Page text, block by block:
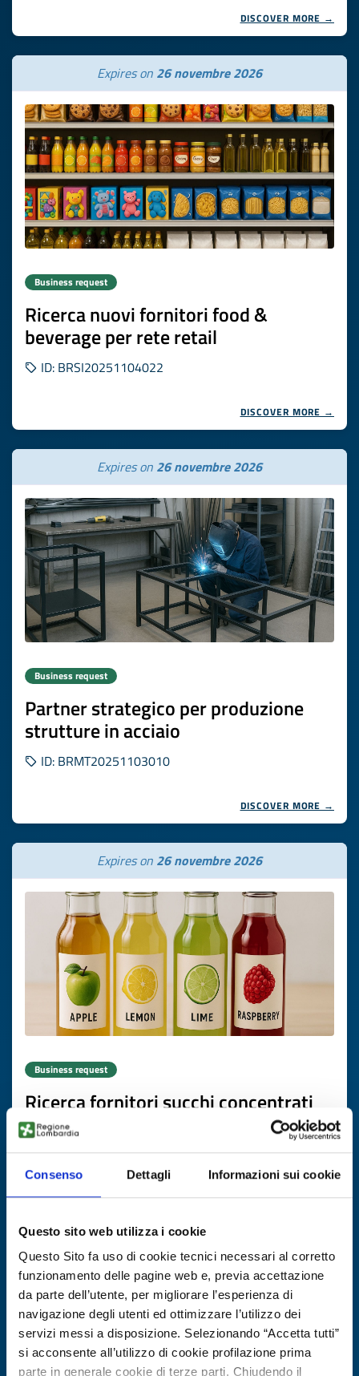
Consenso Dettagli Informazioni sui cookie
Questo sito web utilizza i cookie
Questo Sito fa uso di cookie tecnici necessari al corretto
funzionamento delle pagine web e, previa accettazione
da parte dell’utente, per migliorare l’esperienza di
navigazione degli utenti ed ottimizzare l’utilizzo dei
servizi messi a disposizione. Selezionando “Accetta tutti”
si acconsente all’utilizzo di cookie profilazione prima
parte in generale cookie di terze parti. Chiudendo il
DISCOVER MORE →
Expires on 26 novembre 2026
Business request
Ricerca nuovi fornitori food &
beverage per rete retail
ID: BRSI20251104022
DISCOVER MORE →
Expires on 26 novembre 2026
Business request
Partner strategico per produzione
strutture in acciaio
ID: BRMT20251103010
DISCOVER MORE →
Expires on 26 novembre 2026
Business request
Ricerca fornitori succhi concentrati
premium
ID: BRES20251111013
DISCOVER MORE →
Expires on26 novembre 2026